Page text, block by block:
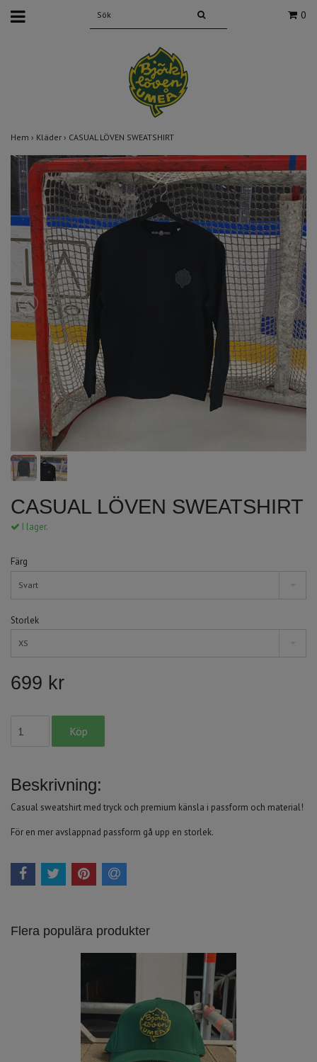
0
Hem › Kläder › CASUAL LÖVEN SWEATSHIRT
CASUAL LÖVEN SWEATSHIRT
I lager.
Färg
Svart
Storlek
XS
699 kr
Beskrivning:
Casual sweatshirt med tryck och premium känsla i passform och material!
För en mer avslappnad passform gå upp en storlek.
Flera populära produkter